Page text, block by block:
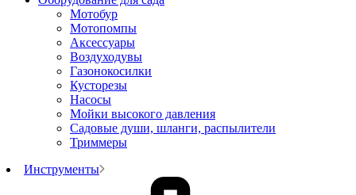
Мотобур
Мотопомпы
Аксессуары
Воздуходувы
Газонокосилки
Кусторезы
Насосы
Мойки высокого давления
Садовые души, шланги, распылители
Триммеры
Инструменты